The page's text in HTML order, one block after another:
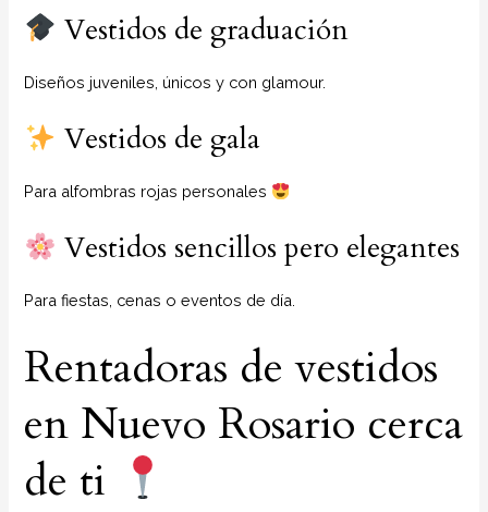
Vestidos de graduación
Diseños juveniles, únicos y con glamour.
Vestidos de gala
Para alfombras rojas personales
Vestidos sencillos pero elegantes
Para fiestas, cenas o eventos de día.
Rentadoras de vestidos
en Nuevo Rosario cerca
de ti